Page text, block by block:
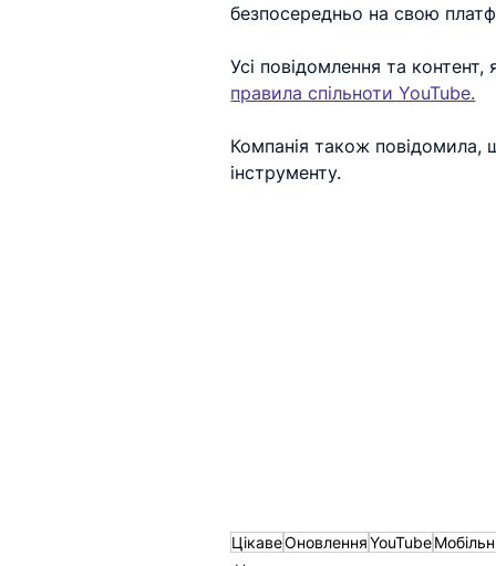
безпосередньо на свою
Усі повідомлення та
правила спільноти YouTube.
Компанія також
інструменту.
ЦікавеОновленняYouTube